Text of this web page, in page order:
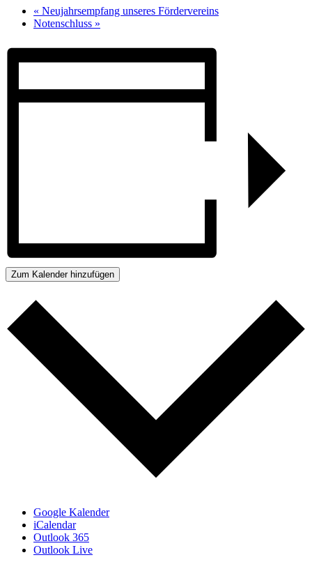
« Neujahrsempfang unseres Fördervereins
Notenschluss »
Zum Kalender hinzufügen
Google Kalender
iCalendar
Outlook 365
Outlook Live